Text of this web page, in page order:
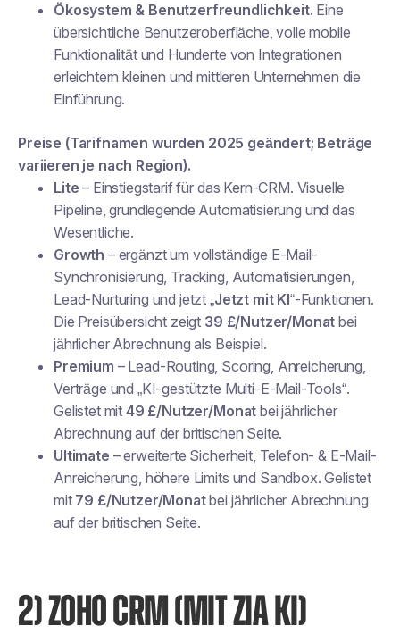
Ökosystem & Benutzerfreundlichkeit. Eine
übersichtliche Benutzeroberfläche, volle mobile
Funktionalität und Hunderte von Integrationen
erleichtern kleinen und mittleren Unternehmen die
Einführung.
Preise (Tarifnamen wurden 2025 geändert; Beträge
variieren je nach Region).
Lite – Einstiegstarif für das Kern-CRM. Visuelle
Pipeline, grundlegende Automatisierung und das
Wesentliche.
Growth – ergänzt um vollständige E-Mail-
Synchronisierung, Tracking, Automatisierungen,
Lead-Nurturing und jetzt „Jetzt mit KI“-Funktionen.
Die Preisübersicht zeigt 39 £/Nutzer/Monat bei
jährlicher Abrechnung als Beispiel.
Premium – Lead-Routing, Scoring, Anreicherung,
Verträge und „KI-gestützte Multi-E-Mail-Tools“.
Gelistet mit 49 £/Nutzer/Monat bei jährlicher
Abrechnung auf der britischen Seite.
Ultimate – erweiterte Sicherheit, Telefon- & E-Mail-
Anreicherung, höhere Limits und Sandbox. Gelistet
mit 79 £/Nutzer/Monatbei jährlicher Abrechnung
auf der britischen Seite.
2) ZOHO CRM (MIT ZIA KI)